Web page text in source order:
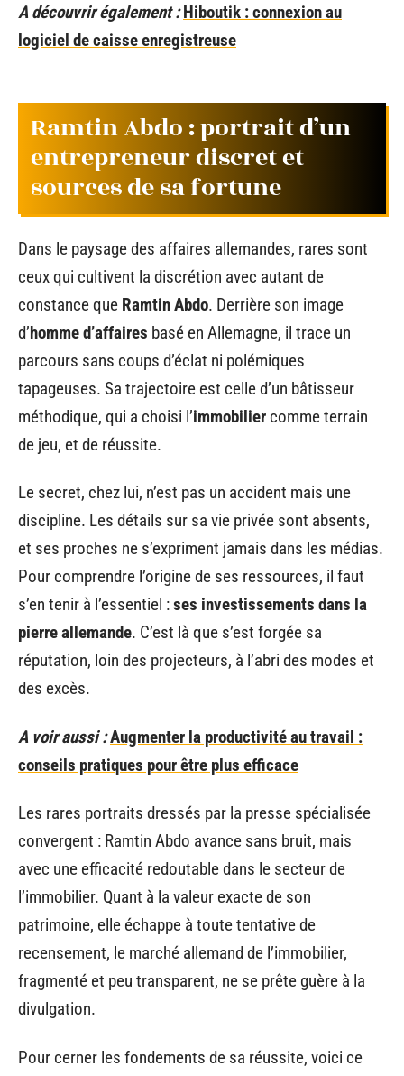
A découvrir également : Hiboutik : connexion au
logiciel de caisse enregistreuse
Ramtin Abdo : portrait d’un
entrepreneur discret et
sources de sa fortune
Dans le paysage des affaires allemandes, rares sont
ceux qui cultivent la discrétion avec autant de
constance que Ramtin Abdo. Derrière son image
d’homme d’affaires basé en Allemagne, il trace un
parcours sans coups d’éclat ni polémiques
tapageuses. Sa trajectoire est celle d’un bâtisseur
méthodique, qui a choisi l’immobilier comme terrain
de jeu, et de réussite.
Le secret, chez lui, n’est pas un accident mais une
discipline. Les détails sur sa vie privée sont absents,
et ses proches ne s’expriment jamais dans les médias.
Pour comprendre l’origine de ses ressources, il faut
s’en tenir à l’essentiel :ses investissements dans la
pierre allemande. C’est là que s’est forgée sa
réputation, loin des projecteurs, à l’abri des modes et
des excès.
A voir aussi :Augmenter la productivité au travail :
conseils pratiques pour être plus efficace
Les rares portraits dressés par la presse spécialisée
convergent : Ramtin Abdo avance sans bruit, mais
avec une efficacité redoutable dans le secteur de
l’immobilier. Quant à la valeur exacte de son
patrimoine, elle échappe à toute tentative de
recensement, le marché allemand de l’immobilier,
fragmenté et peu transparent, ne se prête guère à la
divulgation.
Pour cerner les fondements de sa réussite, voici ce